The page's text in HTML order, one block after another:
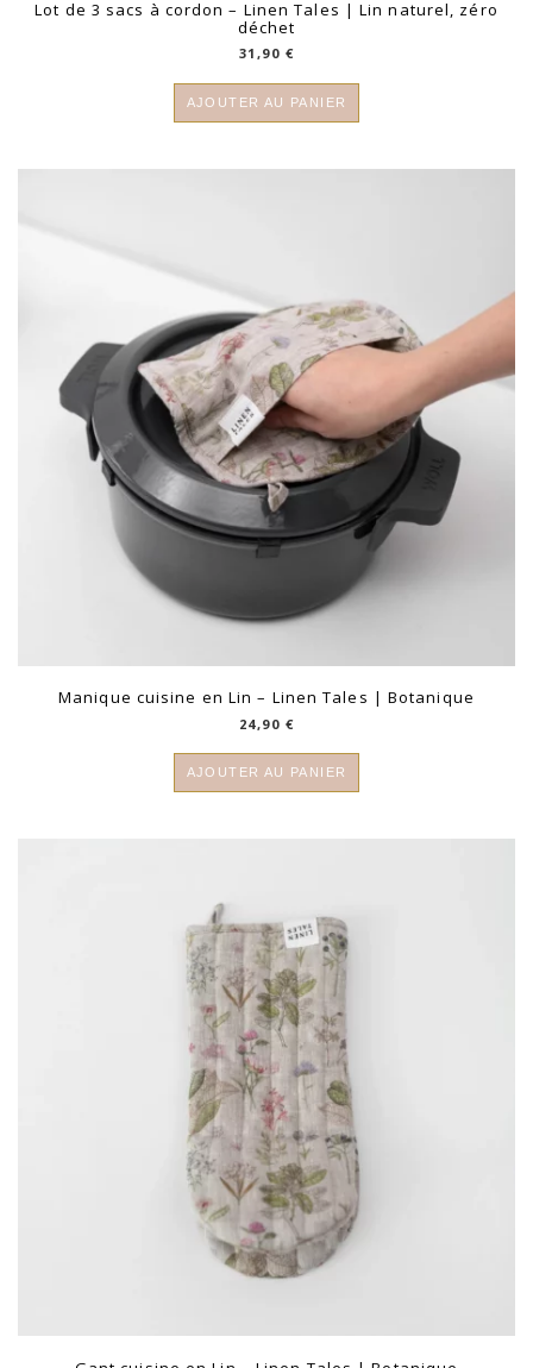
Lot de 3 sacs à cordon – Linen Tales | Lin naturel, zéro
déchet
31,90 €
AJOUTER AU PANIER
Manique cuisine en Lin – Linen Tales | Botanique
24,90 €
AJOUTER AU PANIER